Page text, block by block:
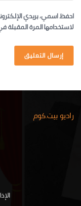
احفظ اسمي، بريدي
لاستخدامها المرة المقبلة
راديو بيت.كوم